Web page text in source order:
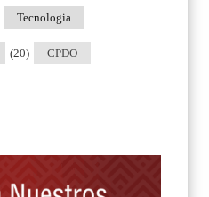
Tecnologia
CPDO
(20)